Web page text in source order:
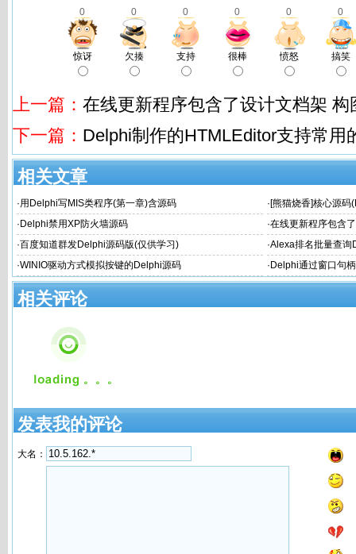
0 0 0 0 0 0
惊讶 欠揍 支持 很棒 愤怒 搞笑
上一篇： 在线更新程序包含了设计文档架 构
下一篇： Delphi制作的HTMLEditor支持常用
相关文章
·用Delphi写MIS类程序(第一章)含源码 ·[熊猫烧香]核心源码
· Delphi禁用XP防火墙源码 ·在线更新程序包含
·百度知道群发Delphi源码版(仅供学习) ·Alexa排名批量查询
·WINIO驱动方式模拟按键的Delphi源码 · Delphi通过窗口句
相关评论
发表我的评论
大名：